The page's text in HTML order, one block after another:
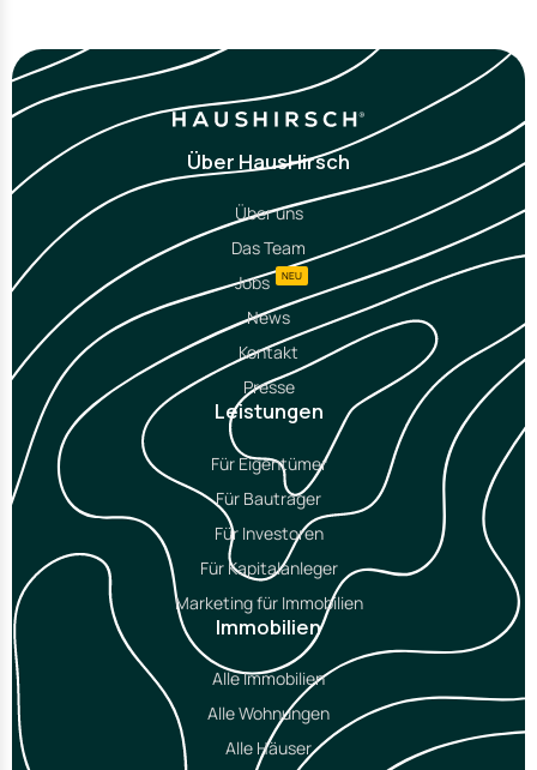
Über HausHirsch
Über uns
Das Team
Jobs
NEU
News
Kontakt
Presse
Leistungen
Für Eigentümer
Für Bauträger
Für Investoren
Für Kapitalanleger
Marketing für Immobilien
Immobilien
Alle Immobilien
Alle Wohnungen
Alle Häuser